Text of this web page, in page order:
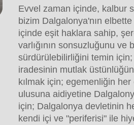
Evvel zaman içinde, kalbur
bizim Dalgalonya'nın
içinde eşit haklara sahip,
varlığının sonsuzluğunu ve
sürdürülebilirliğini temin için;
iradesinin mutlak
kılmak için; egemenliğin
ulusuna aidiyetine
için; Dalgalonya devletinin
kendi içi ve "periferisi" ile